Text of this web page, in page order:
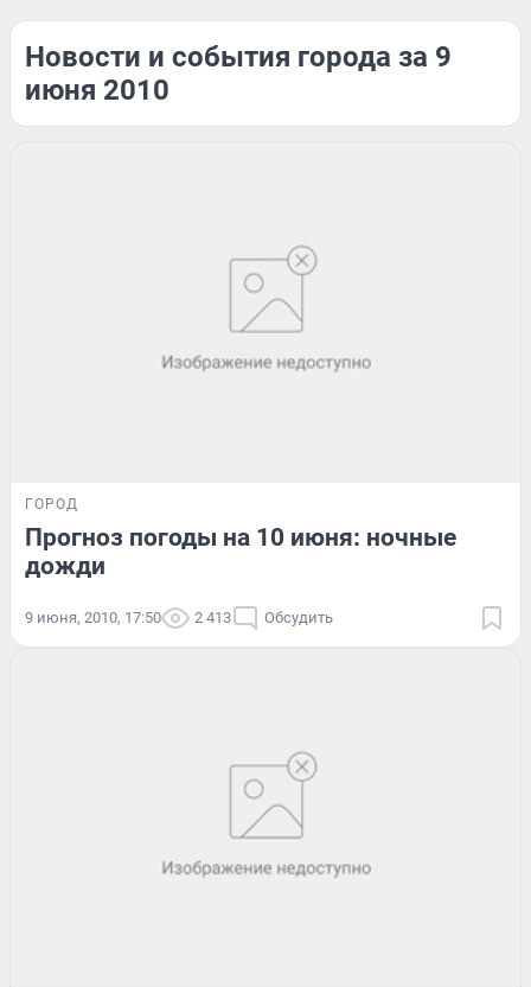
Новости и события города за 9
июня 2010
ГОРОД
Прогноз погоды на 10 июня: ночные
дожди
9 июня, 2010, 17:50 2 413 Обсудить